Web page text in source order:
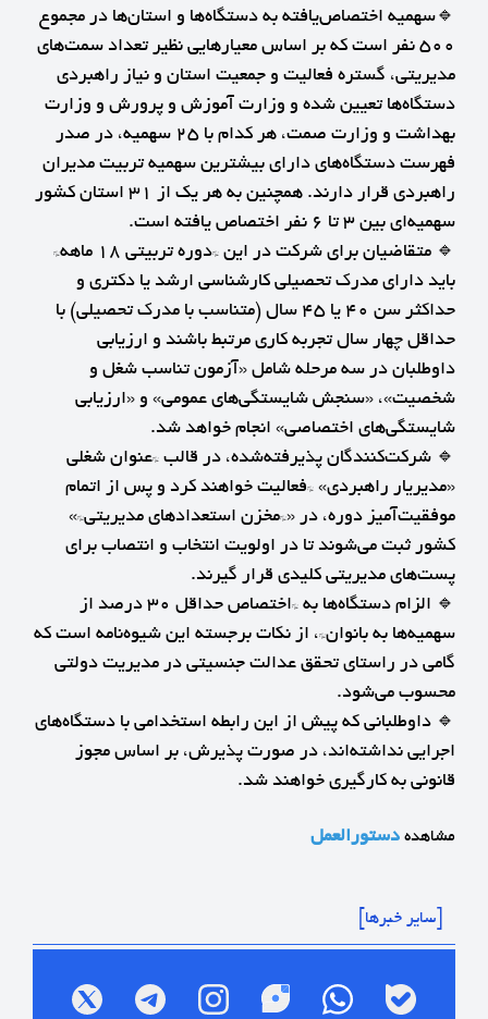
🔹سهمیه اختصاص‌یافته به دستگاه‌ها و استان‌ها در مجموع
۵۰۰ نفر است که بر اساس معیارهایی نظیر تعداد سمت‌های
مدیریتی، گستره فعالیت و جمعیت استان و نیاز راهبردی
دستگاه‌ها تعیین شده و وزارت آموزش و پرورش و وزارت
بهداشت و وزارت صمت، هر کدام با ۲۵ سهمیه، در صدر
فهرست دستگاه‌های دارای بیشترین سهمیه تربیت مدیران
راهبردی قرار دارند. همچنین به هر یک از ۳۱ استان کشور
سهمیه‌ای بین ۳ تا ۶ نفر اختصاص یافته است.
🔹 متقاضیان برای شرکت در این *دوره تربیتی ۱۸ ماهه*
باید دارای مدرک تحصیلی کارشناسی ارشد یا دکتری و
حداکثر سن ۴۰ یا ۴۵ سال (متناسب با مدرک تحصیلی) با
حداقل چهار سال تجربه کاری مرتبط باشند و ارزیابی
داوطلبان در سه مرحله شامل «آزمون تناسب شغل و
شخصیت»، «سنجش شایستگی‌های عمومی» و «ارزیابی
شایستگی‌های اختصاصی» انجام خواهد شد.
🔹 شرکت‌کنندگان پذیرفته‌شده، در قالب *عنوان شغلی
«مدیریار راهبردی» *فعالیت خواهند کرد و پس از اتمام
موفقیت‌آمیز دوره، در «*مخزن استعدادهای مدیریتی*»
کشور ثبت می‌شوند تا در اولویت انتخاب و انتصاب برای
پست‌های مدیریتی کلیدی قرار گیرند.
🔹 الزام دستگاه‌ها به *اختصاص حداقل ۳۰ درصد از
سهمیه‌ها به بانوان*، از نکات برجسته این شیوه‌نامه است که
گامی در راستای تحقق عدالت جنسیتی در مدیریت دولتی
محسوب می‌شود.
🔹 داوطلبانی که پیش از این رابطه استخدامی با دستگاه‌های
اجرایی نداشته‌اند، در صورت پذیرش، بر اساس مجوز
قانونی به کارگیری خواهند شد.
مشاهدهدستورالعمل
[سایر خبرها]